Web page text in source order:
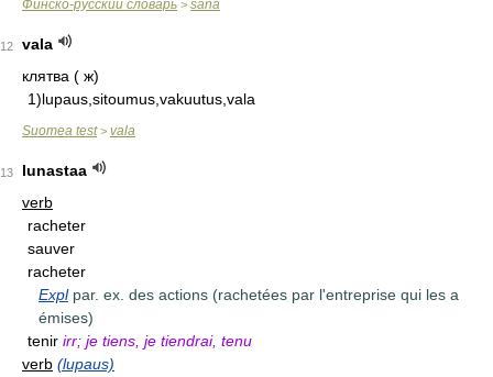
Финско-русский словарь > sana
12
vala
клятва ( ж)
1)lupaus,sitoumus,vakuutus,vala
Suomea test> vala
13
lunastaa
verb
racheter
sauver
racheter
Expl par. ex. des actions (rachetées par l'entreprise qui les a
émises)
tenir irr; je tiens, je tiendrai, tenu
verb (lupaus)